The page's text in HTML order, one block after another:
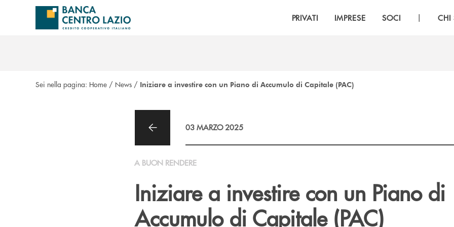
Salta al contenuto principale
PRIVATI IMPRESE SOCI | CHI
Sei nella pagina: Home / News / Iniziare a investire con un Piano di Accumulo di Capitale (PAC)
03 MARZO 2025
A BUON RENDERE
Iniziare a investire con un Piano di
Accumulo di Capitale (PAC)